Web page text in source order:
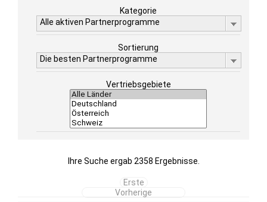
Kategorie
Alle aktiven Partnerprogramme
Sortierung
Die besten Partnerprogramme
Vertriebsgebiete
Ihre Suche ergab 2358 Ergebnisse.
Erste
Vorherige